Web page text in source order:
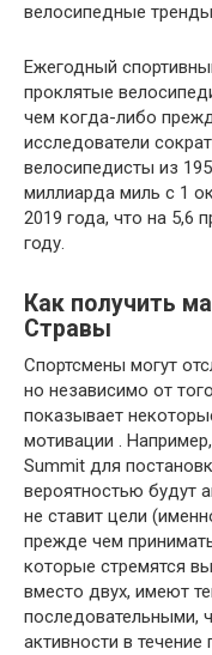
велосипедные
Ежегодный
проклятые
чем когда-либо
исследователи
велосипедисты из
миллиарда миль с 1
2019 года, что на 5,6
году.
Как получить
Стравы
Спортсмены могут
но независимо от
показывает
мотивации .
Summit для
вероятностью будут
не ставит цели
прежде чем
которые стремятся
вместо двух, имеют
последовательными,
активности в течение